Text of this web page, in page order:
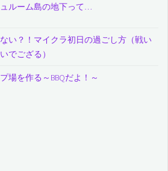
ルーム島の地下って…
い？！マイクラ初日の過ごし方（戦い
でござる）
場を作る～BBQだよ！～